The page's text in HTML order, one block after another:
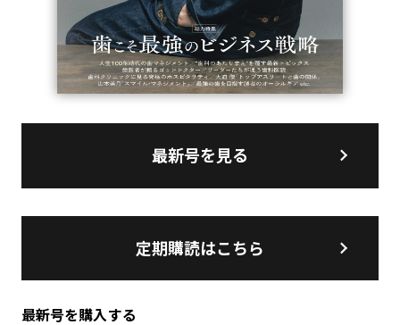
最新号を見る
定期購読はこちら
最新号を購入する